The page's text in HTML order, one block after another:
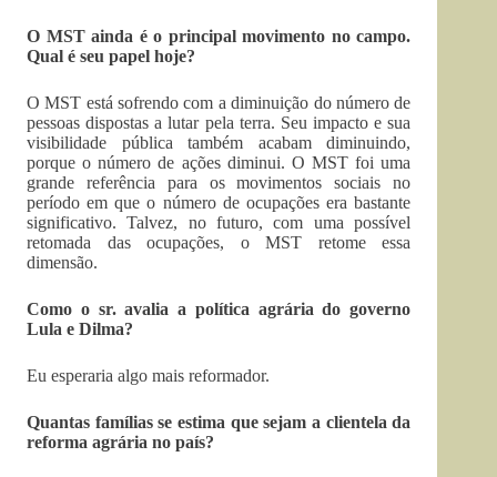
O MST ainda é o principal movimento no campo.
Qual é seu papel hoje?
O MST está sofrendo com a diminuição do número de
pessoas dispostas a lutar pela terra. Seu impacto e sua
visibilidade pública também acabam diminuindo,
porque o número de ações diminui. O MST foi uma
grande referência para os movimentos sociais no
período em que o número de ocupações era bastante
significativo. Talvez, no futuro, com uma possível
retomada das ocupações, o MST retome essa
dimensão.
Como o sr. avalia a política agrária do governo
Lula e Dilma?
Eu esperaria algo mais reformador.
Quantas famílias se estima que sejam a clientela da
reforma agrária no país?